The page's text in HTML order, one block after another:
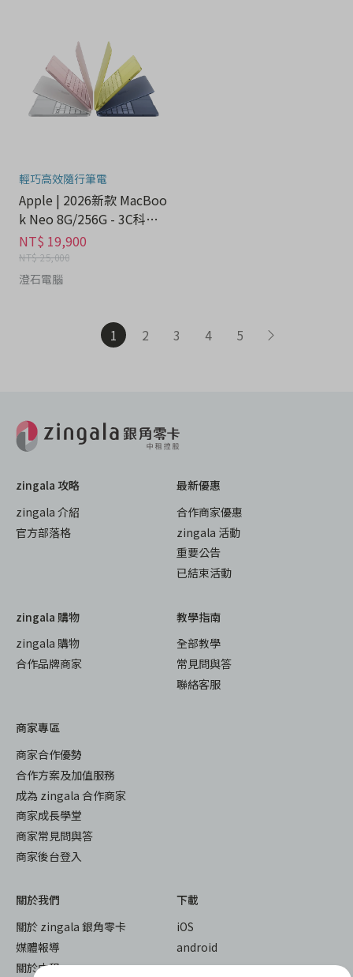
輕巧高效隨行筆電
Apple | 2026新款 MacBoo
k Neo 8G/256G - 3C科技
分期
NT$ 19,900
NT$ 25,000
澄石電腦
1 2 3 4 5
zingala 攻略
zingala 介紹
官方部落格
最新優惠
合作商家優惠
zingala 活動
重要公告
已結束活動
zingala 購物
zingala 購物
合作品牌商家
教學指南
全部教學
常見問與答
聯絡客服
商家專區
商家合作優勢
合作方案及加值服務
成為 zingala 合作商家
商家成長學堂
商家常見問與答
商家後台登入
關於我們
關於 zingala 銀角零卡
媒體報導
關於中租
下載
iOS
android